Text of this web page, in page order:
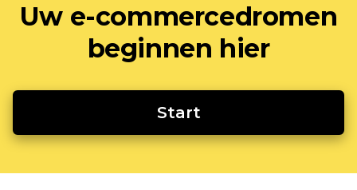
Uw e-commercedromen
beginnen hier
Start